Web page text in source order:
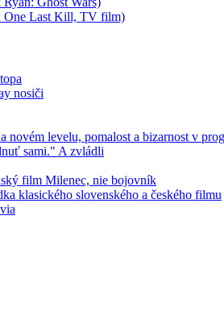
One Last Kill, TV film)
nosiči
levelu, pomalost a bizarnost v
sami." A zvládli
film Milenec, nie bojovník
klasického slovenského a českého filmu